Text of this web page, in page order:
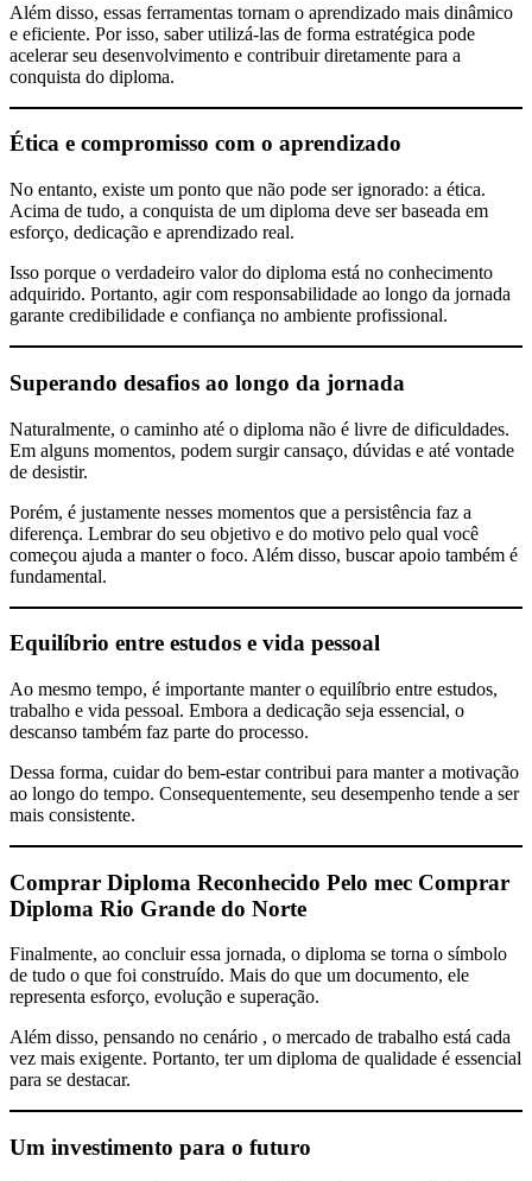
Além disso, essas ferramentas tornam o aprendizado mais dinâmico
e eficiente. Por isso, saber utilizá-las de forma estratégica pode
acelerar seu desenvolvimento e contribuir diretamente para a
conquista do diploma.
Ética e compromisso com o aprendizado
No entanto, existe um ponto que não pode ser ignorado: a ética.
Acima de tudo, a conquista de um diploma deve ser baseada em
esforço, dedicação e aprendizado real.
Isso porque o verdadeiro valor do diploma está no conhecimento
adquirido. Portanto, agir com responsabilidade ao longo da jornada
garante credibilidade e confiança no ambiente profissional.
Superando desafios ao longo da jornada
Naturalmente, o caminho até o diploma não é livre de dificuldades.
Em alguns momentos, podem surgir cansaço, dúvidas e até vontade
de desistir.
Porém, é justamente nesses momentos que a persistência faz a
diferença. Lembrar do seu objetivo e do motivo pelo qual você
começou ajuda a manter o foco. Além disso, buscar apoio também é
fundamental.
Equilíbrio entre estudos e vida pessoal
Ao mesmo tempo, é importante manter o equilíbrio entre estudos,
trabalho e vida pessoal. Embora a dedicação seja essencial, o
descanso também faz parte do processo.
Dessa forma, cuidar do bem-estar contribui para manter a motivação
ao longo do tempo. Consequentemente, seu desempenho tende a ser
mais consistente.
Comprar Diploma Reconhecido Pelo mec Comprar
Diploma Rio Grande do Norte
Finalmente, ao concluir essa jornada, o diploma se torna o símbolo
de tudo o que foi construído. Mais do que um documento, ele
representa esforço, evolução e superação.
Além disso, pensando no cenário , o mercado de trabalho está cada
vez mais exigente. Portanto, ter um diploma de qualidade é essencial
para se destacar.
Um investimento para o futuro